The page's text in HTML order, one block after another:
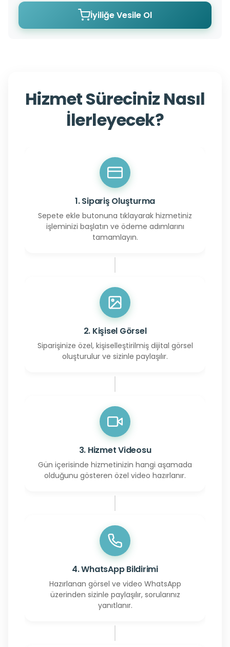
İyiliğe Vesile Ol
Hizmet Süreciniz Nasıl
İlerleyecek?
1. Sipariş Oluşturma
Sepete ekle butonuna tıklayarak hizmetiniz
işleminizi başlatın ve ödeme adımlarını
tamamlayın.
2. Kişisel Görsel
Siparişinize özel, kişiselleştirilmiş dijital görsel
oluşturulur ve sizinle paylaşılır.
3. Hizmet Videosu
Gün içerisinde hizmetinizin hangi aşamada
olduğunu gösteren özel video hazırlanır.
4. WhatsApp Bildirimi
Hazırlanan görsel ve video WhatsApp
üzerinden sizinle paylaşılır, sorularınız
yanıtlanır.